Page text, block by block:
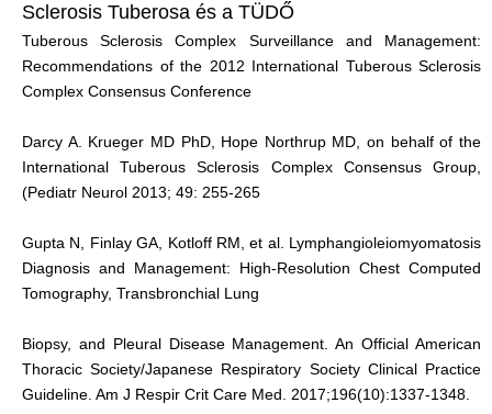
Sclerosis Tuberosa és a TÜDŐ
Tuberous Sclerosis Complex Surveillance and Management:
Recommendations of the 2012 International Tuberous Sclerosis
Complex Consensus Conference
Darcy A. Krueger MD PhD, Hope Northrup MD, on behalf of the
International Tuberous Sclerosis Complex Consensus Group,
(Pediatr Neurol 2013; 49: 255-265
Gupta N, Finlay GA, Kotloff RM, et al. Lymphangioleiomyomatosis
Diagnosis and Management: High-Resolution Chest Computed
Tomography, Transbronchial Lung
Biopsy, and Pleural Disease Management. An Official American
Thoracic Society/Japanese Respiratory Society Clinical Practice
Guideline. Am J Respir Crit Care Med. 2017;196(10):1337-1348.